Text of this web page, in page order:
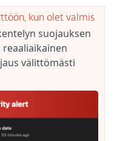
kun olet valmis
suojauksen
välittömästi